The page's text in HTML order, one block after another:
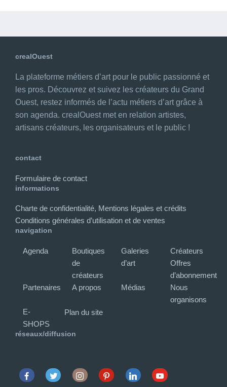
crealOuest
La plateforme métiers d’art pour le public passionné et
les pros. Découvrez et suivez les créateurs du Grand
Ouest, restez informés de l’actu métiers d’art grâce à
son agenda. crealOuest met en relation artistes,
artisans créateurs, les organisateurs et le public !
contact
Formulaire de contact
informations
Charte de confidentialité, Mentions légales et crédits
Conditions générales d’utilisation et de ventes
navigation
Agenda
Boutiques
de
créateurs
Galeries
d’art
Créateurs
Offres
d’abonnement
Partenaires
A propos Médias
Nous
organisons
E-
SHOPS
Plan du site
réseaux/diffusion